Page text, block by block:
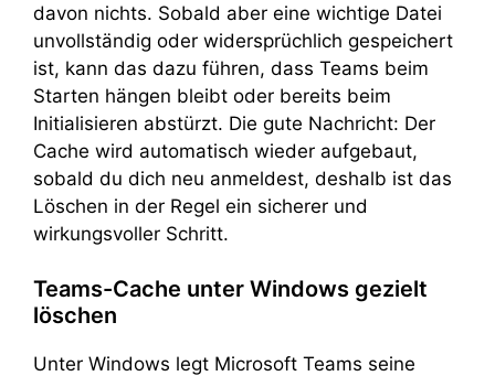
davon nichts. Sobald aber eine wichtige Datei
unvollständig oder widersprüchlich gespeichert
ist, kann das dazu führen, dass Teams beim
Starten hängen bleibt oder bereits beim
Initialisieren abstürzt. Die gute Nachricht: Der
Cache wird automatisch wieder aufgebaut,
sobald du dich neu anmeldest, deshalb ist das
Löschen in der Regel ein sicherer und
wirkungsvoller Schritt.
Teams-Cache unter Windows gezielt
löschen
Unter Windows legt Microsoft Teams seine